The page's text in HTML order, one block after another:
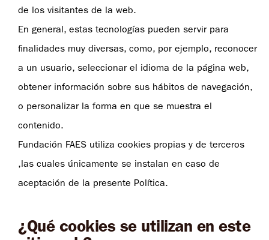
de los visitantes de la web.
En general, estas tecnologías pueden servir para
finalidades muy diversas, como, por ejemplo, reconocer
a un usuario, seleccionar el idioma de la página web,
obtener información sobre sus hábitos de navegación,
o personalizar la forma en que se muestra el
contenido.
Fundación FAES utiliza cookies propias y de terceros
,las cuales únicamente se instalan en caso de
aceptación de la presente Política.
¿Qué cookies se utilizan en este